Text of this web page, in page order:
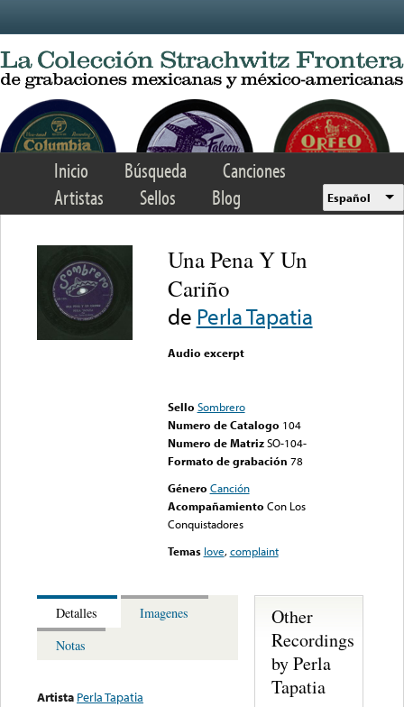
Inicio Búsqueda
Canciones
Artistas
Sellos Blog Español
Una Pena Y Un
Cariño
de Perla Tapatia
Audio excerpt
Sello Sombrero
Numero de Catalogo 104
Numero de Matriz SO-104-
Formato de grabación 78
Género Canción
Acompañamiento Con Los
Conquistadores
Temas love,complaint
Detalles
Imagenes
Notas
Artista Perla Tapatia
Other
Recordings
by Perla
Tapatia